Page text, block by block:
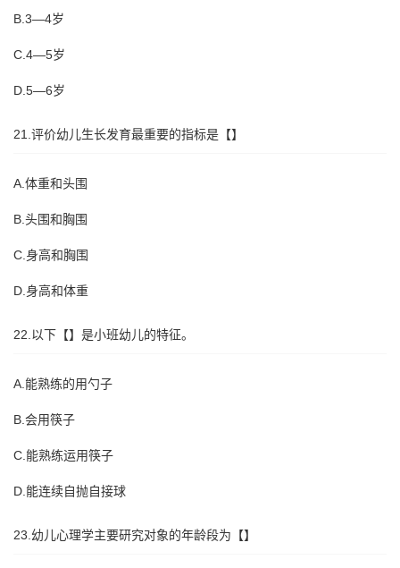
B.3—4岁
C.4—5岁
D.5—6岁
21.评价幼儿生长发育最重要的指标是【】
A.体重和头围
B.头围和胸围
C.身高和胸围
D.身高和体重
22.以下【】是小班幼儿的特征。
A.能熟练的用勺子
B.会用筷子
C.能熟练运用筷子
D.能连续自抛自接球
23.幼儿心理学主要研究对象的年龄段为【】